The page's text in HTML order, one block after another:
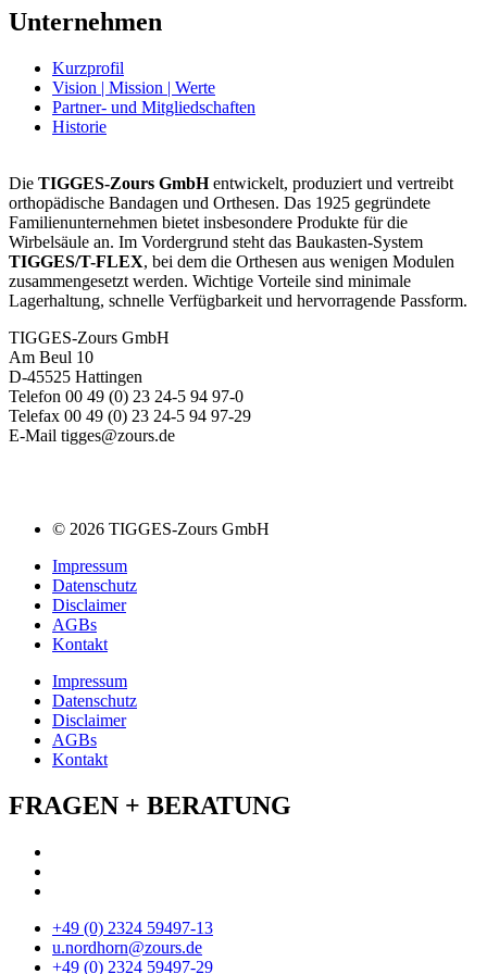
Unternehmen
Kurzprofil
Vision | Mission | Werte
Partner- und Mitgliedschaften
Historie
Die TIGGES-Zours GmbHentwickelt, produziert und vertreibt
orthopädische Bandagen und Orthesen. Das 1925 gegründete
Familienunternehmen bietet insbesondere Produkte für die
Wirbelsäule an. Im Vordergrund steht das Baukasten-System
TIGGES/T-FLEX, bei dem die Orthesen aus wenigen Modulen
zusammengesetzt werden. Wichtige Vorteile sind minimale
Lagerhaltung, schnelle Verfügbarkeit und hervorragende Passform.
TIGGES-Zours GmbH
Am Beul 10
D-45525 Hattingen
Telefon 00 49 (0) 23 24-5 94 97-0
Telefax 00 49 (0) 23 24-5 94 97-29
E-Mail tigges@zours.de
© 2026 TIGGES-Zours GmbH
Impressum
Datenschutz
Disclaimer
AGBs
Kontakt
Impressum
Datenschutz
Disclaimer
AGBs
Kontakt
FRAGEN + BERATUNG
+49 (0) 2324 59497-13
u.nordhorn@zours.de
+49 (0) 2324 59497-29